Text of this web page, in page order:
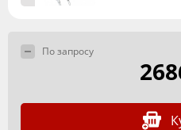
По запросу